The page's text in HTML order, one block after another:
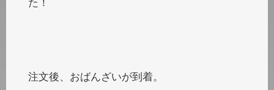
た！
注文後、おばんざいが到着。